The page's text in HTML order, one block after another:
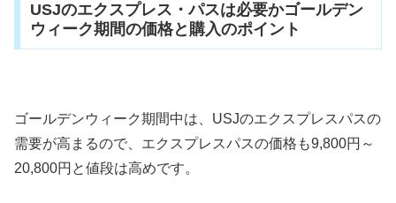
USJのエクスプレス・パスは必要かゴールデン
ウィーク期間の価格と購入のポイント
ゴールデンウィーク期間中は、USJのエクスプレスパスの
需要が高まるので、エクスプレスパスの価格も9,800円～
20,800円と値段は高めです。